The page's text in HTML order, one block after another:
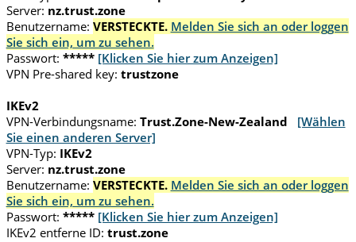
Server: nz.trust.zone
Benutzername: VERSTECKTE. Melden Sie sich an oder loggen
Sie sich ein, um zu sehen.
Passwort: ***** [Klicken Sie hier zum Anzeigen]
VPN Pre-shared key: trustzone
IKEv2
VPN-Verbindungsname: Trust.Zone-New-Zealand
[Wählen
Sie einen anderen Server]
VPN-Typ: IKEv2
Server: nz.trust.zone
Benutzername: VERSTECKTE. Melden Sie sich an oder loggen
Sie sich ein, um zu sehen.
Passwort: ***** [Klicken Sie hier zum Anzeigen]
IKEv2 entferne ID: trust.zone